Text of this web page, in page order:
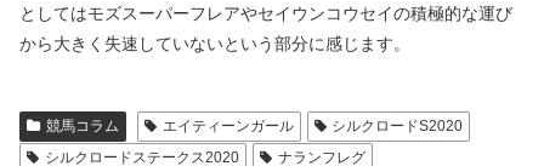
としてはモズスーパーフレアやセイウンコウセイの積極的な運び
から大きく失速していないという部分に感じます。
競馬コラム エイティーンガール
シルクロードS2020
シルクロードステークス2020
ナランフレグ